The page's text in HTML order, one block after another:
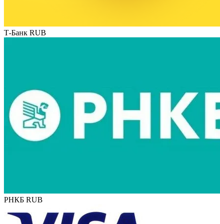
Т-Банк RUB
РНКБ RUB